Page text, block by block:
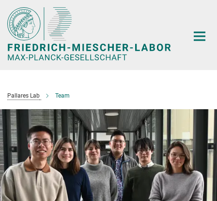
Hauptinhalt
Pallares Lab Team